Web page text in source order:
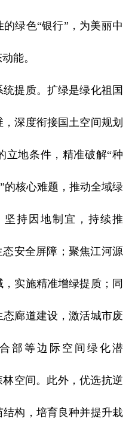
绿色“银行”，为美丽中
能。
提质。扩绿是绿化祖国
深度衔接国土空间规划
立地条件，精准破解“种
的核心难题，推动全域绿
持因地制宜，持续推
安全屏障；聚焦江河源
实施精准增绿提质；同
廊道建设，激活城市废
部等边际空间绿化潜
空间。此外，优选抗逆
构，培育良种并提升栽